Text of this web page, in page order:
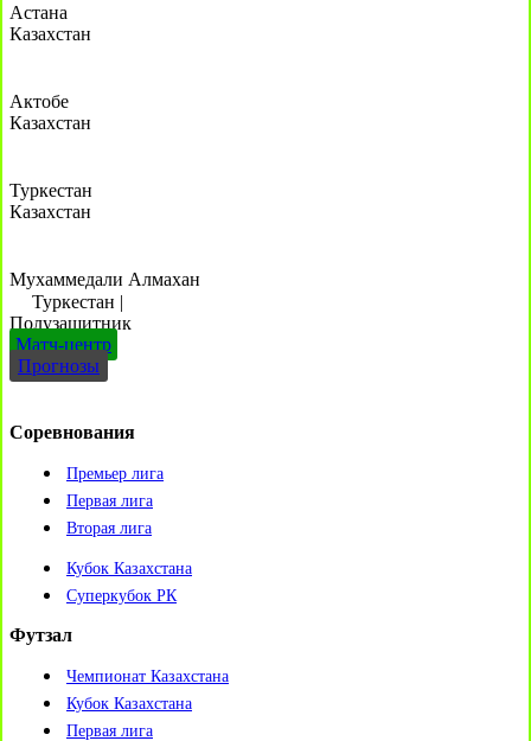
Астана
Казахстан
Актобе
Казахстан
Туркестан
Казахстан
Мухаммедали Алмахан
Туркестан |
Полузащитник
Матч-центр
Прогнозы
Соревнования
Премьер лига
Первая лига
Вторая лига
Кубок Казахстана
Суперкубок РК
Футзал
Чемпионат Казахстана
Кубок Казахстана
Первая лига